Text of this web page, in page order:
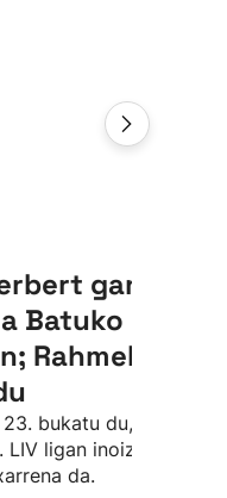
garaile,
Batuko LIV
Rahmek 23.
23. bukatu du, par
LIV ligan inoiz izan duen
da.